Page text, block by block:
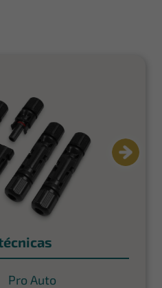
Pro Auto